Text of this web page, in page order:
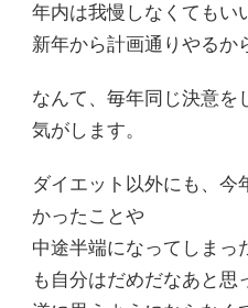
年内は我慢しなくてもい
新年から計画通りやるか
なんて、毎年同じ決意を
気がします。
ダイエット以外にも、今
かったことや
中途半端になってしまっ
も自分はだめだなあと思